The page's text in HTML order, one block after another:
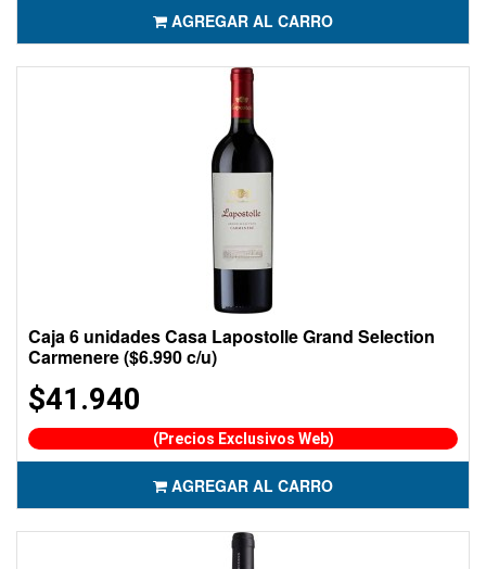
AGREGAR AL CARRO
Caja 6 unidades Casa Lapostolle Grand Selection
Carmenere ($6.990 c/u)
$41.940
(Precios Exclusivos Web)
AGREGAR AL CARRO